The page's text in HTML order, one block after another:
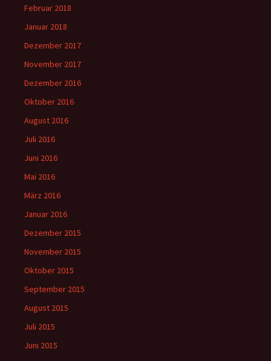
Februar 2018
Januar 2018
Dezember 2017
November 2017
Dezember 2016
Oktober 2016
August 2016
Juli 2016
Juni 2016
Mai 2016
März 2016
Januar 2016
Dezember 2015
November 2015
Oktober 2015
September 2015
August 2015
Juli 2015
Juni 2015